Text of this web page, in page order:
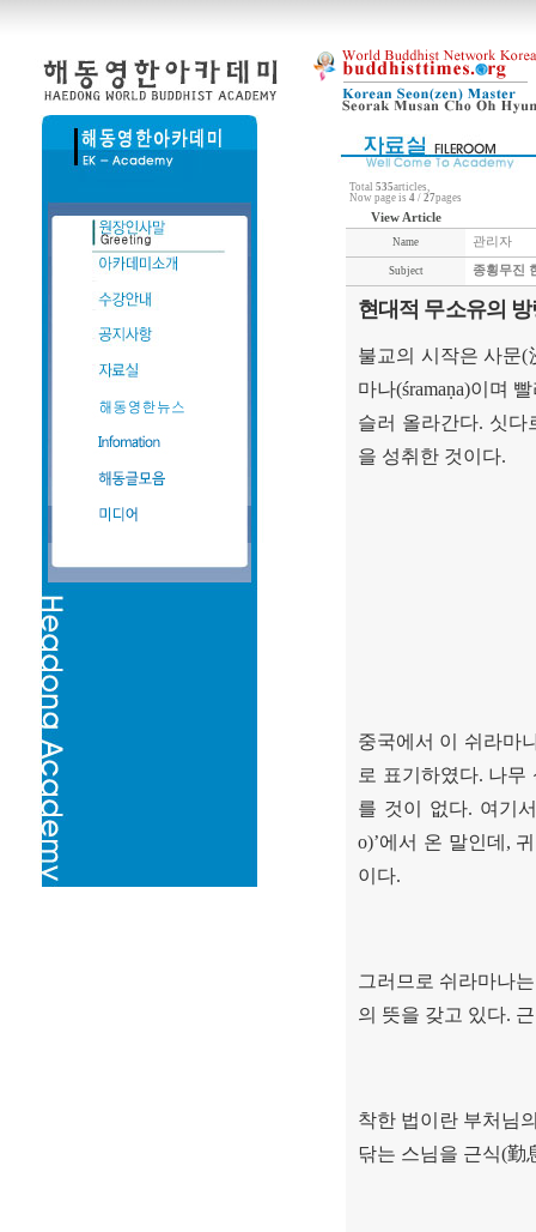
Total 535articles,
Now page is 4 / 27pages
View Article
Name 관리자
Subject 종횡무진
현대적 무소유의
불교의 시작은 사문(
마나(śramaṇa)이며
슬러 올라간다. 싯다
을 성취한 것이다.
중국에서 이 쉬라마
로 표기하였다. 나무
를 것이 없다. 여기
o)’에서 온 말인데 ,
이다.
그러므로 쉬라마나
의 뜻을 갖고 있다.
착한 법이란 부처님
닦는 스님을 근식(勤